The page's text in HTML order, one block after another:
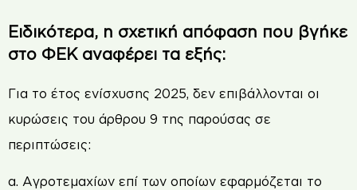
Ειδικότερα, η σχετική απόφαση που βγήκε
στο ΦΕΚ αναφέρει τα εξής:
Για το έτος ενίσχυσης 2025, δεν επιβάλλονται οι
κυρώσεις του άρθρου 9 της παρούσας σε
περιπτώσεις:
α. Αγροτεμαχίων επί των οποίων εφαρμόζεται το